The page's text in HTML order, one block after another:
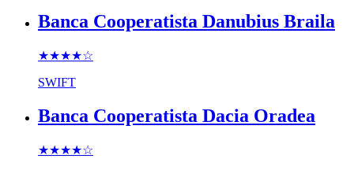
Banca Cooperatista Danubius Braila
★★★★☆
SWIFT
Banca Cooperatista Dacia Oradea
★★★★☆